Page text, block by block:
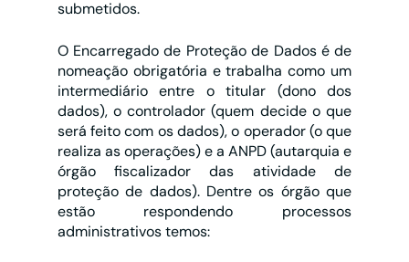
submetidos.
O Encarregado de Proteção de Dados é de
nomeação obrigatória e trabalha como um
intermediário entre o titular (dono dos
dados), o controlador (quem decide o que
será feito com os dados), o operador (o que
realiza as operações) e a ANPD (autarquia e
órgão fiscalizador das atividade de
proteção de dados). Dentre os órgão que
estão respondendo processos
administrativos temos: